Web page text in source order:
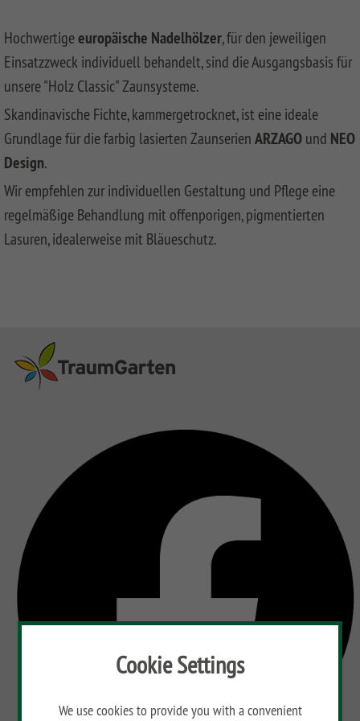
Cookie Settings
We use cookies to provide you with a convenient
SYSTEM
LICHT
SYSTEM
HOLZ
SYSTEM
RHOMBUS
HOLZ
SYSTEM
HOLZ
AROS
RAJA
XL
RAJA
WPC
ALU
XL
RAJA
WPC
Hardwood
Floor
Planks
Bamboo
Floor
Planks
Hardwood
Floor
Planks
Händlersuche
Händlersuche
Aufbauanleitungen
Kataloge
Materialkunde
Hochwertigeeuropäische Nadelhölzer, für den jeweiligen
Einsatzzweck individuell behandelt, sind die Ausgangsbasis für
unsere "Holz Classic" Zaunsysteme.
Skandinavische Fichte, kammergetrocknet, ist eine ideale
Grundlage für die farbig lasierten Zaunserien ARZAGO und NEO
Design.
Wir empfehlen zur individuellen Gestaltung und Pflege eine
regelmäßige Behandlung mit offenporigen, pigmentierten
Lasuren, idealerweise mit Bläueschutz.